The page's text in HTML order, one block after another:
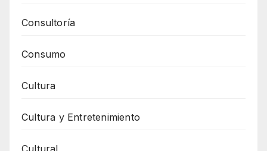
Consultoría
Consumo
Cultura
Cultura y Entretenimiento
Cultural